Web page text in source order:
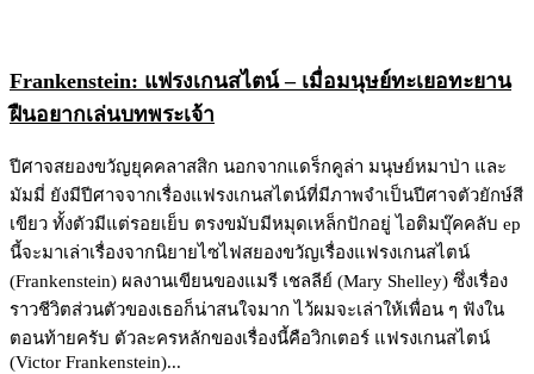
Frankenstein: แฟรงเกนสไตน์ – เมื่อมนุษย์ทะเยอทะยาน
ฝืนอยากเล่นบทพระเจ้า
ปีศาจสยองขวัญยุคคลาสสิก นอกจากแดร็กคูล่า มนุษย์หมาป่า และ
มัมมี่ ยังมีปีศาจจากเรื่องแฟรงเกนสไตน์ที่มีภาพจำเป็นปีศาจตัวยักษ์สี
เขียว ทั้งตัวมีแต่รอยเย็บ ตรงขมับมีหมุดเหล็กปักอยู่ ไอติมบุ๊คคลับ ep
นี้จะมาเล่าเรื่องจากนิยายไซไฟสยองขวัญเรื่องแฟรงเกนสไตน์
(Frankenstein) ผลงานเขียนของแมรี เชลลีย์ (Mary Shelley) ซึ่งเรื่อง
ราวชีวิตส่วนตัวของเธอก็น่าสนใจมาก ไว้ผมจะเล่าให้เพื่อน ๆ ฟังใน
ตอนท้ายครับ ตัวละครหลักของเรื่องนี้คือวิกเตอร์ แฟรงเกนสไตน์
(Victor Frankenstein)...